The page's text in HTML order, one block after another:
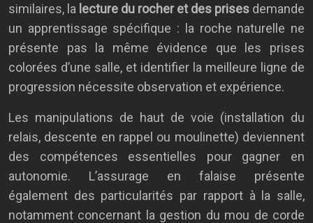
similaires, la lecture du rocher et des prises demande
un apprentissage spécifique : la roche naturelle ne
présente pas la même évidence que les prises
colorées d’une salle, et identifier la meilleure ligne de
progression nécessite observation et expérience.
Les manipulations de haut de voie (installation du
relais, descente en rappel ou moulinette) deviennent
des compétences essentielles pour gagner en
autonomie. L’assurage en falaise présente
également des particularités par rapport à la salle,
notamment concernant la gestion du mou de corde